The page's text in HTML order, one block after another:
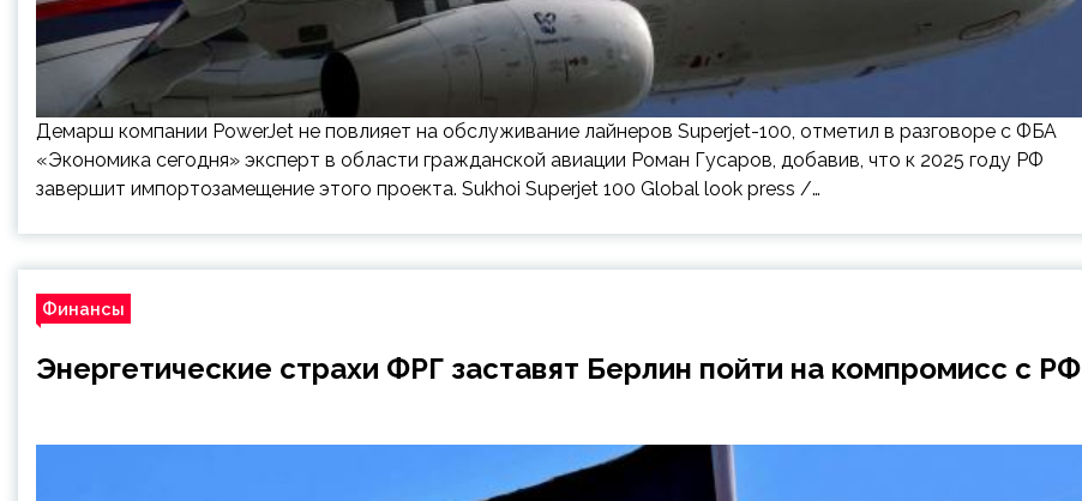
Демарш компании PowerJet не повлияет на обслуживание лайнеров Superjet-100, отметил в разговоре с ФБА
«Экономика сегодня» эксперт в области гражданской авиации Роман Гусаров, добавив, что к 2025 году РФ
завершит импортозамещение этого проекта. Sukhoi Superjet 100 Global look press /…
Финансы
Энергетические страхи ФРГ заставят Берлин пойти на компромисс с РФ